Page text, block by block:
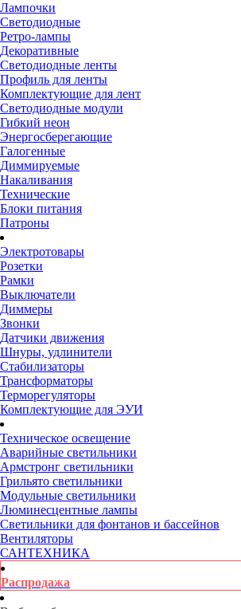
Лампочки
Светодиодные
Ретро-лампы
Декоративные
Светодиодные ленты
Профиль для ленты
Комплектующие для лент
Светодиодные модули
Гибкий неон
Энергосберегающие
Галогенные
Диммируемые
Накаливания
Технические
Блоки питания
Патроны
Электротовары
Розетки
Рамки
Выключатели
Диммеры
Звонки
Датчики движения
Шнуры, удлинители
Стабилизаторы
Трансформаторы
Терморегуляторы
Комплектующие для ЭУИ
Техническое освещение
Аварийные светильники
Армстронг светильники
Грильято светильники
Модульные светильники
Люминесцентные лампы
Светильники для фонтанов и бассейнов
Вентиляторы
САНТЕХНИКА
Распродажа